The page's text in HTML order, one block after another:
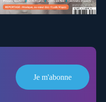
Je m'abonne